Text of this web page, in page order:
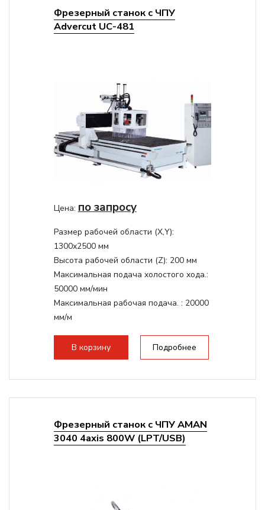
Фрезерный станок с ЧПУ
Advercut UС-481
Цена: по запросу
Размер рабочей области (Х,Y):
1300x2500 мм
Высота рабочей области (Z): 200 мм
Максимальная подача холостого хода.:
50000 мм/мин
Максимальная рабочая подача. : 20000
мм/м
стандартно:Вакуумный стол
Цанговый патрон:ER32
В корзину Подробнее
Фрезерный станок с ЧПУ AMAN
3040 4axis 800W (LPT/USB)